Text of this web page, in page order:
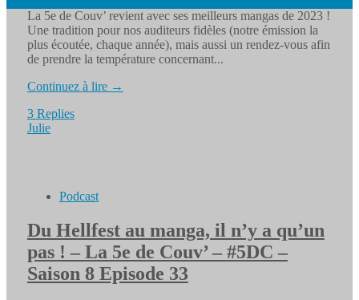
La 5e de Couv’ revient avec ses meilleurs mangas de 2023 !
Une tradition pour nos auditeurs fidèles (notre émission la
plus écoutée, chaque année), mais aussi un rendez-vous afin
de prendre la température concernant...
Continuez à lire →
3 Replies
Julie
Podcast
Du Hellfest au manga, il n’y a qu’un
pas ! – La 5e de Couv’ – #5DC –
Saison 8 Episode 33